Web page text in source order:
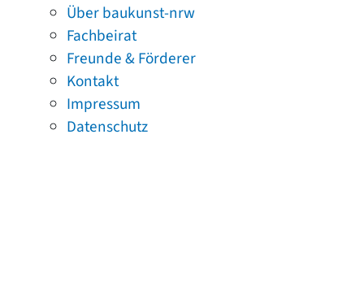
Über baukunst-nrw
Fachbeirat
Freunde & Förderer
Kontakt
Impressum
Datenschutz